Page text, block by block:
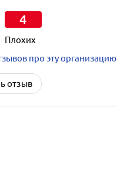
4
Плохих
про эту организацию
отзыв